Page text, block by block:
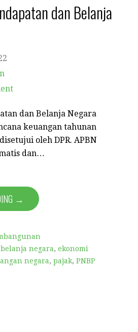
dan Belanja
dan Belanja Negara
keuangan tahunan
oleh DPR. APBN
dan…
→
belanja negara, ekonomi
negara, pajak, PNBP